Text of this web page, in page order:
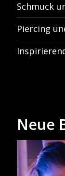
Schmuck
Piercing
Neue